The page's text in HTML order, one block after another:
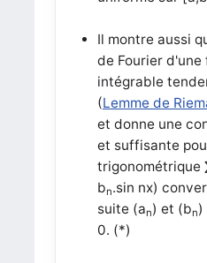
Il montre aussi
de Fourier d'une
intégrable
(Lemme de
et donne une
et suffisante
trigonométrique
bn.sin nx)
suite (an) et (bn)
0. (*)